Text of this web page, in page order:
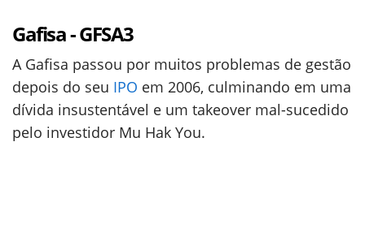
Gafisa - GFSA3
A Gafisa passou por muitos problemas de gestão
depois do seu IPO em 2006, culminando em uma
dívida insustentável e um takeover mal-sucedido
pelo investidor Mu Hak You.